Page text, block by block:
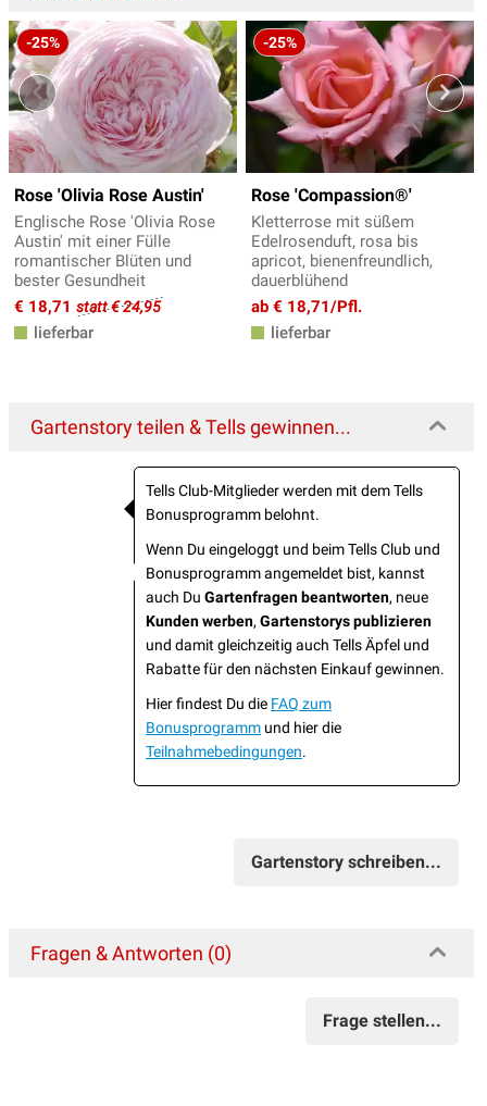
-25%
Rose 'Olivia Rose Austin'
Englische Rose 'Olivia Rose
Austin' mit einer Fülle
romantischer Blüten und
bester Gesundheit
€ 18,71 statt € 24,95
lieferbar
-25%
Rose 'Compassion®'
Kletterrose mit süßem
Edelrosenduft, rosa bis
apricot, bienenfreundlich,
dauerblühend
ab € 18,71/Pfl.
lieferbar
Gartenstory teilen & Tells gewinnen...
Tells Club-Mitglieder werden mit dem Tells
Bonusprogramm belohnt.
Wenn Du eingeloggt und beim Tells Club und
Bonusprogramm angemeldet bist, kannst
auch Du Gartenfragen beantworten, neue
Kunden werben, Gartenstorys publizieren
und damit gleichzeitig auch Tells Äpfel und
Rabatte für den nächsten Einkauf gewinnen.
Hier findest Du die FAQ zum
Bonusprogramm und hier die
Teilnahmebedingungen.
Gartenstory schreiben...
Fragen & Antworten (0)
Frage stellen...